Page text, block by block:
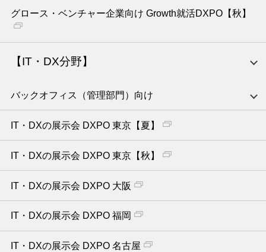
グロース・ベンチャー企業向け Growth就活DXPO【秋】
【IT・DX分野】
バックオフィス（管理部門）向け
IT・DXの展示会 DXPO 東京【夏】
IT・DXの展示会 DXPO 東京【秋】
IT・DXの展示会 DXPO 大阪
IT・DXの展示会 DXPO 福岡
IT・DXの展示会 DXPO 名古屋